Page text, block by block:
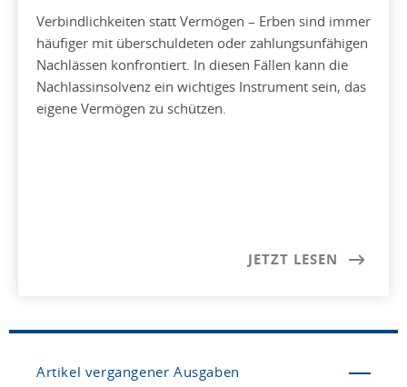
Verbindlichkeiten statt Vermögen – Erben sind immer
häufiger mit überschuldeten oder zahlungsunfähigen
Nachlässen konfrontiert. In diesen Fällen kann die
Nachlassinsolvenz ein wichtiges Instrument sein, das
eigene Vermögen zu schützen.
JETZT LESEN
Artikel vergangener Ausgaben